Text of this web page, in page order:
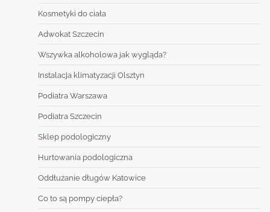
Kosmetyki do ciała
Adwokat Szczecin
Wszywka alkoholowa jak wygląda?
Instalacja klimatyzacji Olsztyn
Podiatra Warszawa
Podiatra Szczecin
Sklep podologiczny
Hurtowania podologiczna
Oddłużanie długów Katowice
Co to są pompy ciepła?